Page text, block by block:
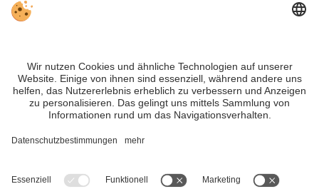
VIVOSüdtirol ist das Reiseportal für alle, die Südtirol nicht nur
besuchen, sondern wirklich erleben wollen – inklusive Tipps,
tollen Unterkünften und Angeboten.
Trotz genauer Arbeit und ständigem Aktualisieren der Inhalte,
Informieren Sie sich sicherheitshalber nochmals beim